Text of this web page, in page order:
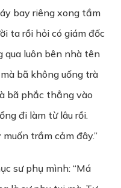
bay riêng xong tầm
ta rồi hỏi có giám đốc
qua luôn bên nhà tên
bã không uống trà
bã phắc thẳng vào
đi làm từ lâu rồi.
trầm cảm đây.”
sư phụ mình: “Má